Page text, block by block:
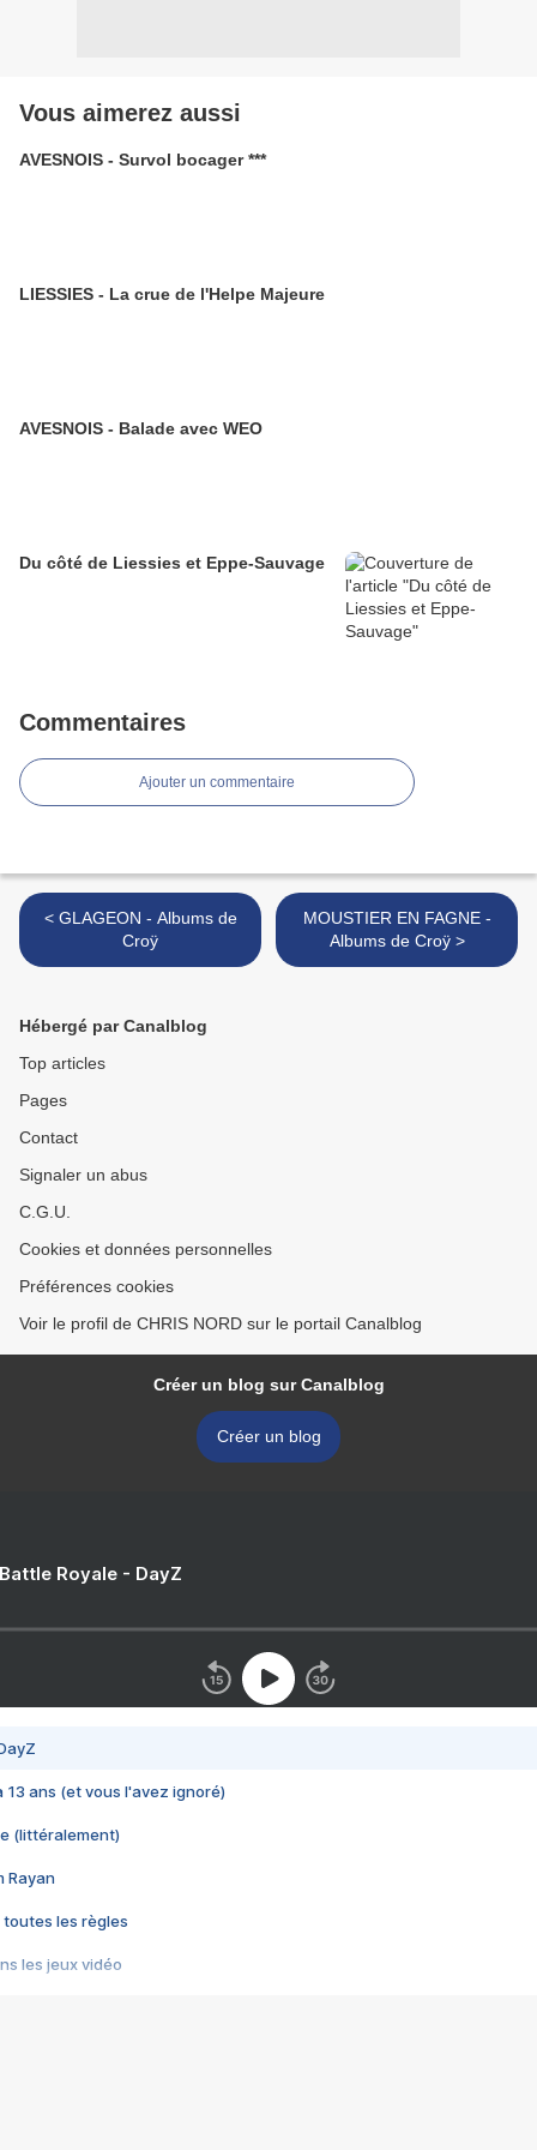
Vous aimerez aussi
AVESNOIS - Survol bocager ***
LIESSIES - La crue de l'Helpe Majeure
AVESNOIS - Balade avec WEO
Du côté de Liessies et Eppe-Sauvage
Commentaires
Ajouter un commentaire
< GLAGEON - Albums de
Croÿ
MOUSTIER EN FAGNE -
Albums de Croÿ >
Hébergé par Canalblog
Top articles
Pages
Contact
Signaler un abus
C.G.U.
Cookies et données personnelles
Préférences cookies
Voir le profil de CHRIS NORD sur le portail Canalblog
Créer un blog sur Canalblog
Créer un blog
Royale - DayZ
13 ans (et vous l'avez ignoré)
(littéralement)
Rayan
toutes les règles
les jeux vidéo